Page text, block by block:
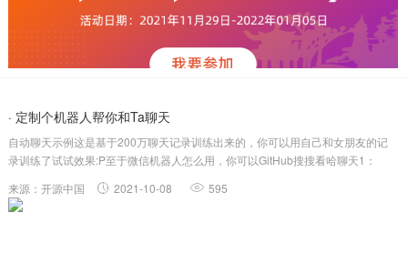
· 定制个机器人帮你和Ta聊天
自动聊天示例这是基于200万聊天记录训练出来的，你可以用自己和女朋友的记
录训练了试试效果:P至于微信机器人怎么用，你可以GitHub搜搜看哈聊天1：
很好看吗？bot:特搞笑...
来源：开源中国 2021-10-08 595